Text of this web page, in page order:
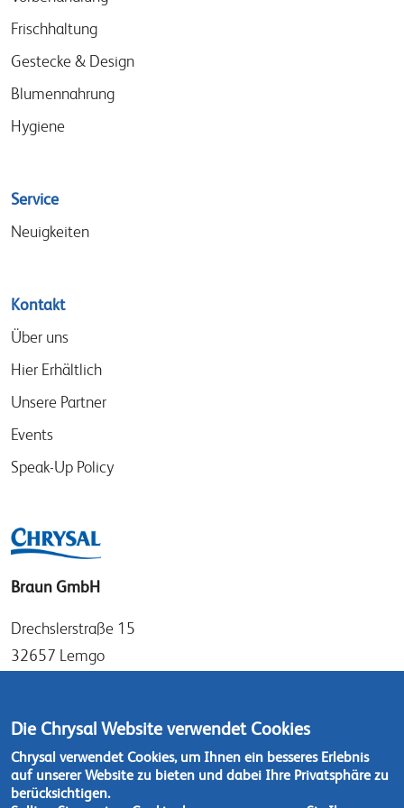
Frischhaltung
Gestecke & Design
Blumennahrung
Hygiene
Service
Neuigkeiten
Kontakt
Über uns
Hier Erhältlich
Unsere Partner
Events
Speak-Up Policy
Braun GmbH
Drechslerstraße 15
32657 Lemgo
Tel: +49 (0)52 61 97 56 0
Fax: +49 (0)52 61 97 56 36
Kontaktieren Sie uns
Die Chrysal Website verwendet Cookies
Chrysal verwendet Cookies, um Ihnen ein besseres Erlebnis
auf unserer Website zu bieten und dabei Ihre Privatsphäre zu
berücksichtigen.